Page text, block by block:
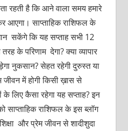
रहती है कि आने वाला समय हमारे
आएगा। साप्ताहिक राशिफल के
सकेंगे कि यह सप्ताह सभी 12
के परिणाम देगा? क्या व्यापार
नुकसान? सेहत रहेगी दुरुस्त या
जीवन में होगी किसी ख़ास से
के लिए कैसा रहेगा यह सप्ताह? इन
साप्ताहिक राशिफल के इस ब्लॉग
और प्रेम जीवन से शादीशुदा